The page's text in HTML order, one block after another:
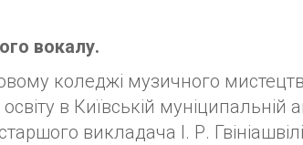
вокалу.
коледжі музичного
в Київській муніципальній
викладача І. Р.